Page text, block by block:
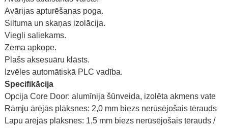
Avārijas apturēšanas poga.
Siltuma un skaņas izolācija.
Viegli saliekams.
Zema apkope.
Plašs aksesuāru klāsts.
Izvēles automātiskā PLC vadība.
Specifikācija
Opcija Core Door: alumīnija šūnveida, izolēta akmens vate
Rāmju ārējās plāksnes: 2,0 mm biezs nerūsējošais tērauds
Lapu ārējās plāksnes: 1,5 mm biezs nerūsējošais tērauds /